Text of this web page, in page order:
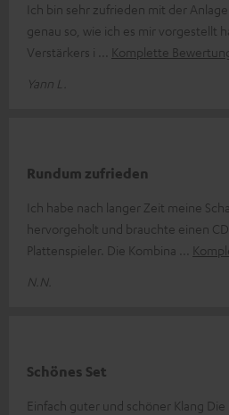
Ich bin sehr zufrieden mit der
genau so, wie ich es mir vorgestellt
Verstärkers i
Komplette
Yann L.
Rundum zufrieden
Ich habe nach langer Zeit meine
hervorgeholt und brauchte einen
Plattenspieler. Die Kombina
N.N.
Schönes Set
Einfach guter und schöner Klang